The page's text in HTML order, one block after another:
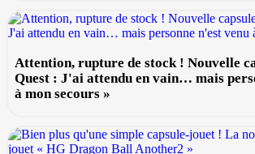
Attention, rupture de stock ! Nouvelle
Quest : J'ai attendu en vain… mais
à mon secours »